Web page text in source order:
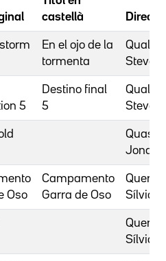
castellà
En el ojo de la
tormenta
Quale,
Steven
5
Destino final
5
Quale,
Steven
Jonas
Oso
Campamento
Garra de Oso
Quer,
Sílvia
Quer,
Sílvia